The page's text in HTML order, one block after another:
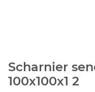
Scharnier
100x100x1 2